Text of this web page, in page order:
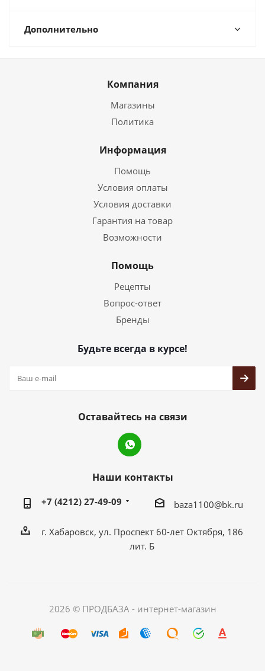
Дополнительно
Компания
Магазины
Политика
Информация
Помощь
Условия оплаты
Условия доставки
Гарантия на товар
Возможности
Помощь
Рецепты
Вопрос-ответ
Бренды
Будьте всегда в курсе!
Оставайтесь на связи
Наши контакты
+7 (4212) 27-49-09 baza1100@bk.ru
г. Хабаровск, ул. Проспект 60-лет Октября, 186
лит. Б
2026 © ПРОДБАЗА - интернет-магазин